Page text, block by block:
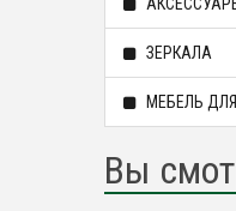
ЗЕРКАЛА
МЕБЕЛЬ
Вы